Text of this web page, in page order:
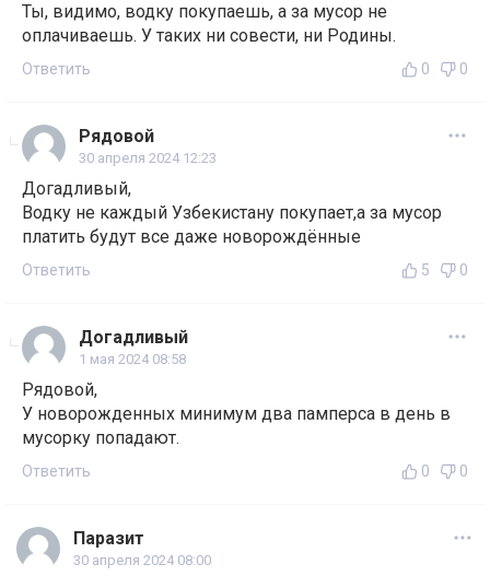
Ты, видимо, водку покупаешь, а за мусор не
оплачиваешь. У таких ни совести, ни Родины.
Ответить 0 0
Рядовой
30 апреля 2024 12:23
Догадливый,
Водку не каждый Узбекистану покупает,а за мусор
платить будут все даже новорождённые
Ответить 5 0
Догадливый
1 мая 2024 08:58
Рядовой,
У новорожденных минимум два памперса в день в
мусорку попадают.
Ответить 0 0
Паразит
30 апреля 2024 08:00